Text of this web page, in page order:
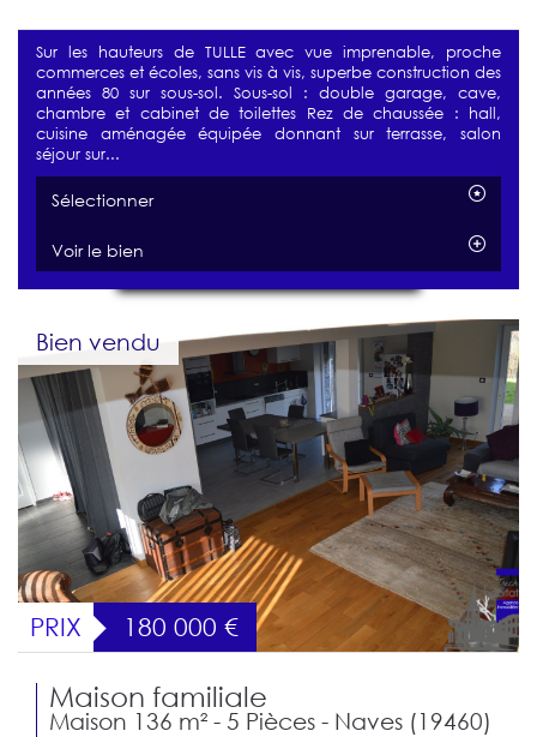
Sur les hauteurs de TULLE avec vue imprenable, proche
commerces et écoles, sans vis à vis, superbe construction des
années 80 sur sous-sol. Sous-sol : double garage, cave,
chambre et cabinet de toilettes Rez de chaussée : hall,
cuisine aménagée équipée donnant sur terrasse, salon
séjour sur...
Sélectionner
Voir le bien
Bien vendu
PRIX 180 000 €
Maison familiale
Maison 136 m² - 5 Pièces - Naves (19460)